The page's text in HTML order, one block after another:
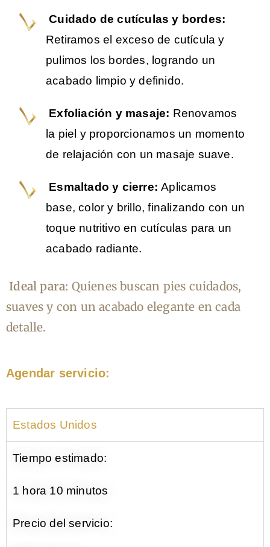
Cuidado de cutículas y bordes:
Retiramos el exceso de cutícula y
pulimos los bordes, logrando un
acabado limpio y definido.
Exfoliación y masaje: Renovamos
la piel y proporcionamos un momento
de relajación con un masaje suave.
Esmaltado y cierre:Aplicamos
base, color y brillo, finalizando con un
toque nutritivo en cutículas para un
acabado radiante.
Ideal para: Quienes buscan pies cuidados,
suaves y con un acabado elegante en cada
detalle.
Agendar servicio:
Estados Unidos
Tiempo estimado:
1 hora 10 minutos
Precio del servicio: